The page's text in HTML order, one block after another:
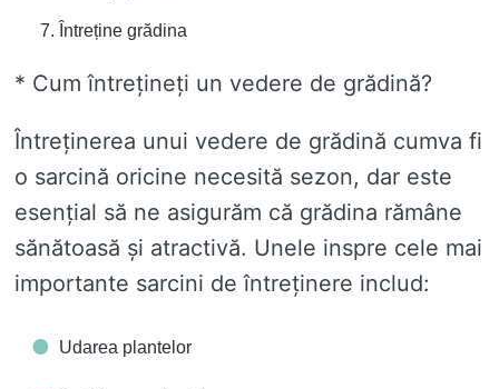
Întreține grădina
* Cum întrețineți un vedere de grădină?
Întreținerea unui vedere de grădină cumva fi
o sarcină oricine necesită sezon, dar este
esențial să ne asigurăm că grădina rămâne
sănătoasă și atractivă. Unele inspre cele mai
importante sarcini de întreținere includ:
Udarea plantelor